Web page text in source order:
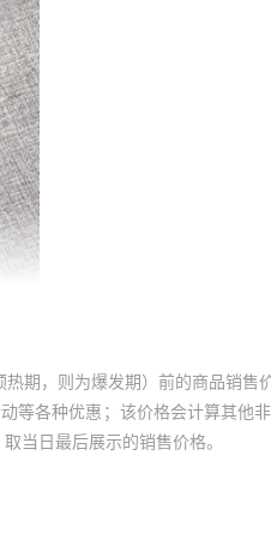
期，则为爆发期）前的商品销售
等各种优惠；该价格会计算其他
当日最后展示的销售价格。